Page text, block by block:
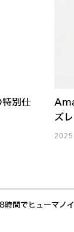
別仕
ズ
時間でヒューマ